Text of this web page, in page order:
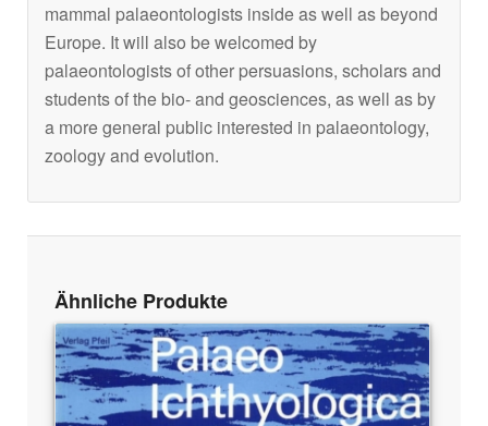
mammal palaeontologists inside as well as beyond
Europe. It will also be welcomed by
palaeontologists of other persuasions, scholars and
students of the bio- and geosciences, as well as by
a more general public interested in palaeontology,
zoology and evolution.
Ähnliche Produkte